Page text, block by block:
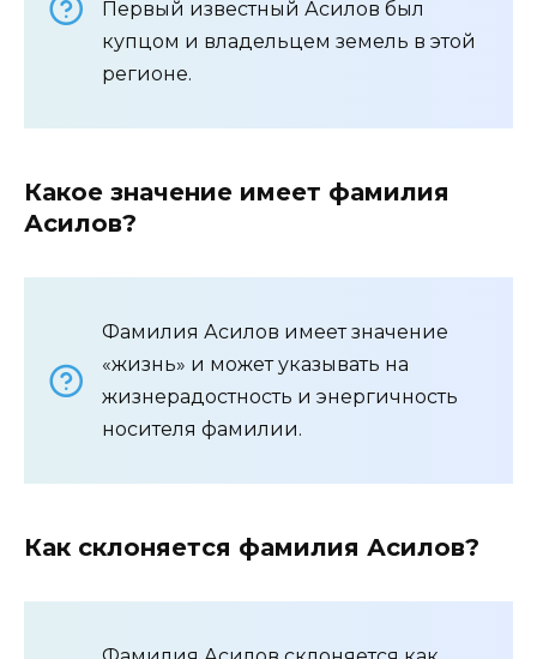
Первый известный Асилов был
купцом и владельцем земель в этой
регионе.
Какое значение имеет фамилия
Асилов?
Фамилия Асилов имеет значение
«жизнь» и может указывать на
жизнерадостность и энергичность
носителя фамилии.
Как склоняется фамилия Асилов?